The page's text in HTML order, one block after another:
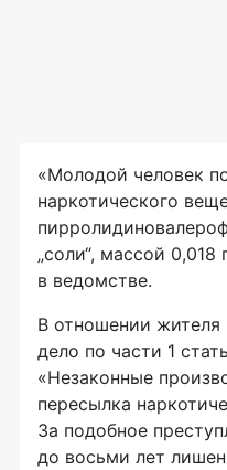
«Молодой человек
наркотического
„соли“, массой
в ведомстве.
В отношении жителя
дело по части 1
«Незаконные
пересылка
За подобное
до восьми лет